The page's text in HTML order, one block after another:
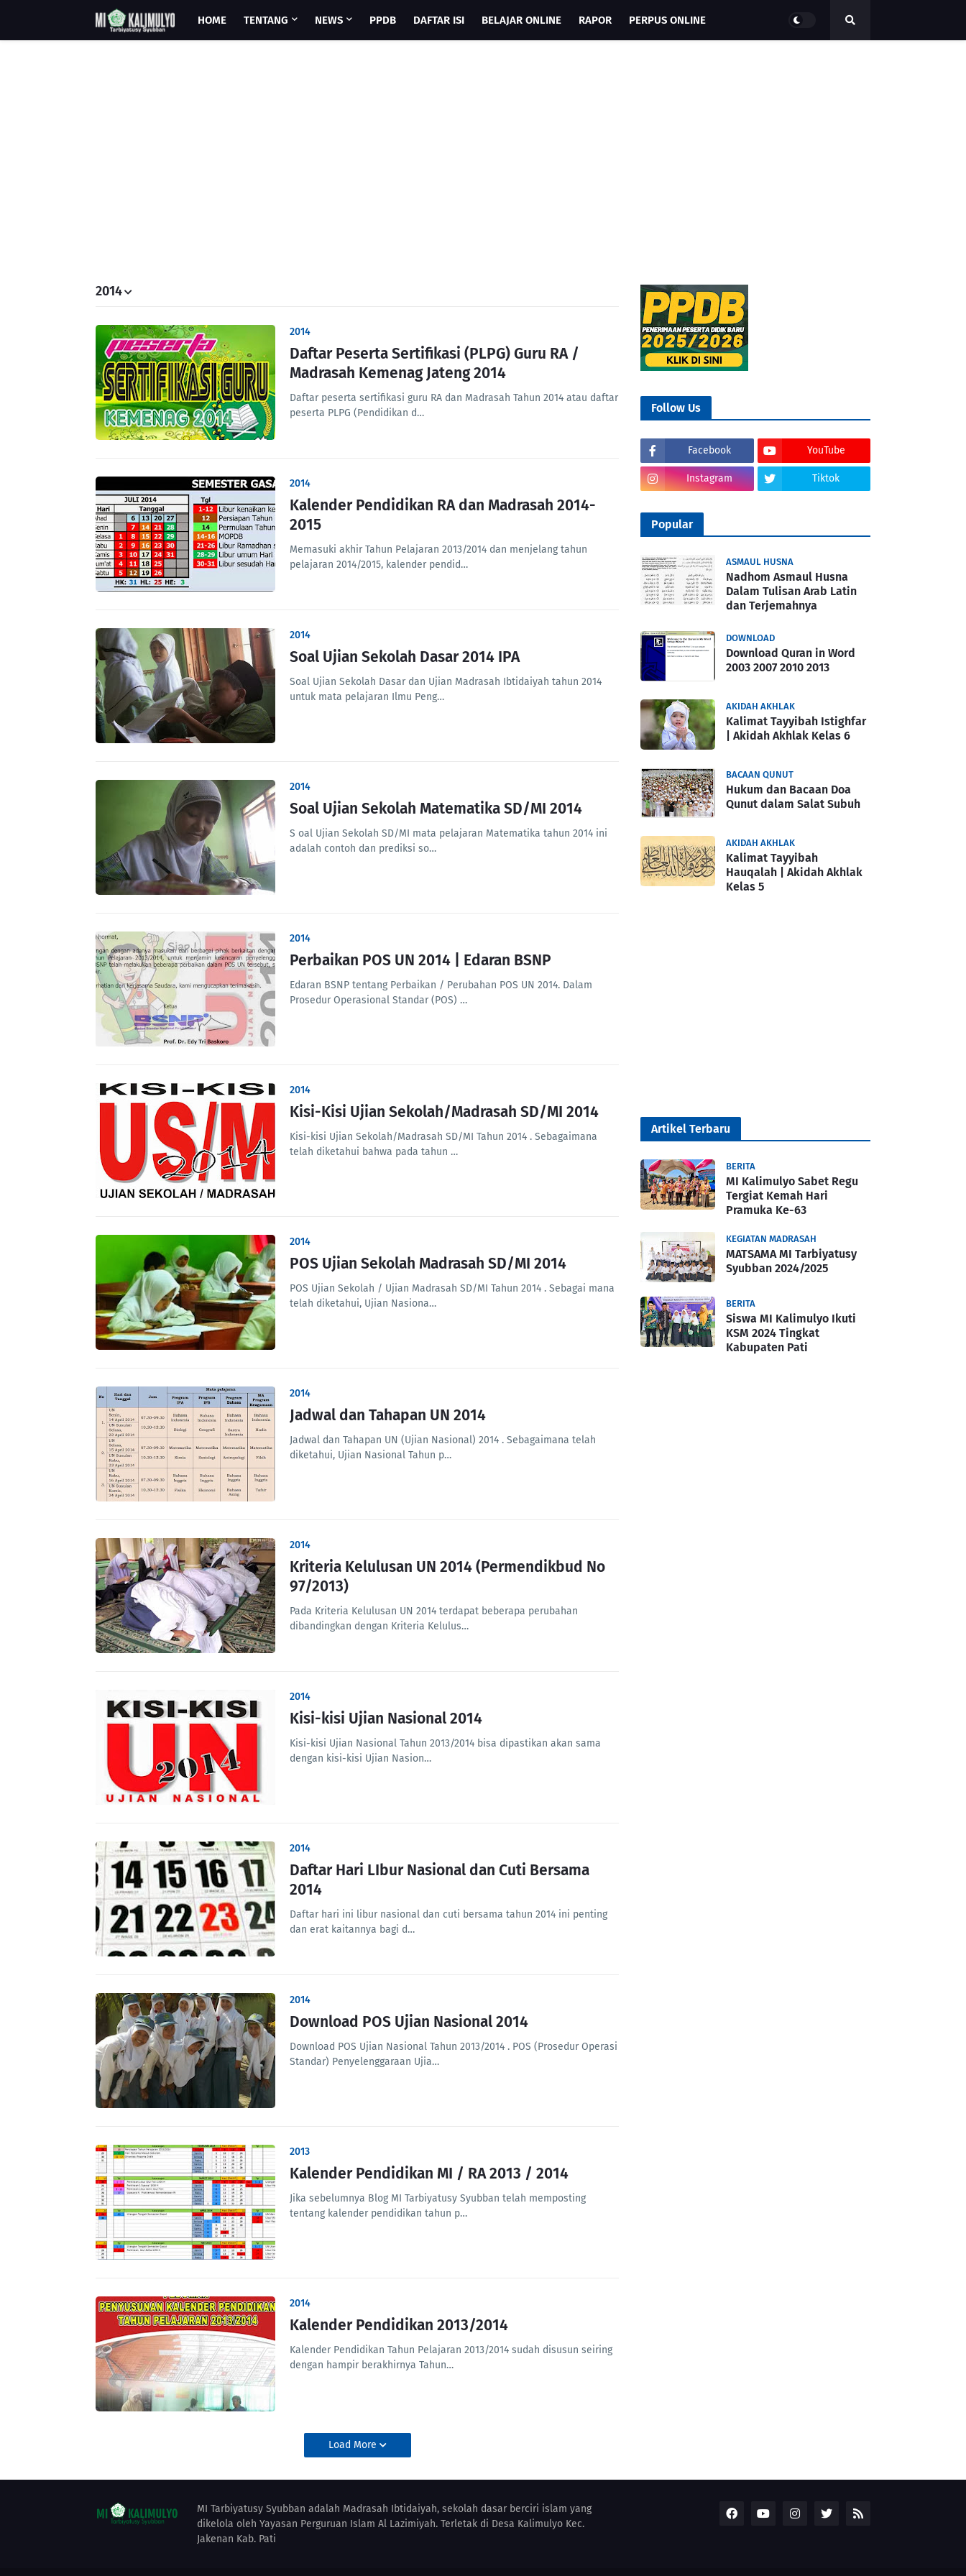
HOME TENTANG NEWS PPDB DAFTAR ISI BELAJAR ONLINE RAPOR PERPUS ONLINE
2014
2014
Daftar Peserta Sertifikasi (PLPG) Guru RA /
Madrasah Kemenag Jateng 2014
Daftar peserta sertifikasi guru RA dan Madrasah Tahun 2014 atau daftar
peserta PLPG (Pendidikan d…
2014
Kalender Pendidikan RA dan Madrasah 2014-
2015
Memasuki akhir Tahun Pelajaran 2013/2014 dan menjelang tahun
pelajaran 2014/2015, kalender pendid…
2014
Soal Ujian Sekolah Dasar 2014 IPA
Soal Ujian Sekolah Dasar dan Ujian Madrasah Ibtidaiyah tahun 2014
untuk mata pelajaran Ilmu Peng…
2014
Soal Ujian Sekolah Matematika SD/MI 2014
S oal Ujian Sekolah SD/MI mata pelajaran Matematika tahun 2014 ini
adalah contoh dan prediksi so…
2014
Perbaikan POS UN 2014 | Edaran BSNP
Edaran BSNP tentang Perbaikan / Perubahan POS UN 2014. Dalam
Prosedur Operasional Standar (POS) …
2014
Kisi-Kisi Ujian Sekolah/Madrasah SD/MI 2014
Kisi-kisi Ujian Sekolah/Madrasah SD/MI Tahun 2014 . Sebagaimana
telah diketahui bahwa pada tahun …
2014
POS Ujian Sekolah Madrasah SD/MI 2014
POS Ujian Sekolah / Ujian Madrasah SD/MI Tahun 2014 . Sebagai mana
telah diketahui, Ujian Nasiona…
2014
Jadwal dan Tahapan UN 2014
Jadwal dan Tahapan UN (Ujian Nasional) 2014 . Sebagaimana telah
diketahui, Ujian Nasional Tahun p…
2014
Kriteria Kelulusan UN 2014 (Permendikbud No
97/2013)
Pada Kriteria Kelulusan UN 2014 terdapat beberapa perubahan
dibandingkan dengan Kriteria Kelulus…
2014
Kisi-kisi Ujian Nasional 2014
Kisi-kisi Ujian Nasional Tahun 2013/2014 bisa dipastikan akan sama
dengan kisi-kisi Ujian Nasion…
2014
Daftar Hari LIbur Nasional dan Cuti Bersama
2014
Daftar hari ini libur nasional dan cuti bersama tahun 2014 ini penting
dan erat kaitannya bagi d…
2014
Download POS Ujian Nasional 2014
Download POS Ujian Nasional Tahun 2013/2014 . POS (Prosedur Operasi
Standar) Penyelenggaraan Ujia…
2013
Kalender Pendidikan MI / RA 2013 / 2014
Jika sebelumnya Blog MI Tarbiyatusy Syubban telah memposting
tentang kalender pendidikan tahun p…
2014
Kalender Pendidikan 2013/2014
Kalender Pendidikan Tahun Pelajaran 2013/2014 sudah disusun seiring
dengan hampir berakhirnya Tahun…
Load More
Follow Us
Facebook YouTube
Instagram Tiktok
Popular
ASMAUL HUSNA
Nadhom Asmaul Husna
Dalam Tulisan Arab Latin
dan Terjemahnya
DOWNLOAD
Download Quran in Word
2003 2007 2010 2013
AKIDAH AKHLAK
Kalimat Tayyibah Istighfar
| Akidah Akhlak Kelas 6
BACAAN QUNUT
Hukum dan Bacaan Doa
Qunut dalam Salat Subuh
AKIDAH AKHLAK
Kalimat Tayyibah
Hauqalah | Akidah Akhlak
Kelas 5
Artikel Terbaru
BERITA
MI Kalimulyo Sabet Regu
Tergiat Kemah Hari
Pramuka Ke-63
KEGIATAN MADRASAH
MATSAMA MI Tarbiyatusy
Syubban 2024/2025
BERITA
Siswa MI Kalimulyo Ikuti
KSM 2024 Tingkat
Kabupaten Pati
MI Tarbiyatusy Syubban adalah Madrasah Ibtidaiyah, sekolah dasar berciri islam yang
dikelola oleh Yayasan Perguruan Islam Al Lazimiyah. Terletak di Desa Kalimulyo Kec.
Jakenan Kab. Pati